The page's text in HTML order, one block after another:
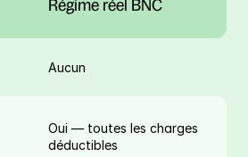
Régime réel BNC
Aucun
Oui — toutes les charges
déductibles